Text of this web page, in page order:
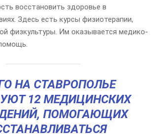
восстановить здоровье в
Здесь есть курсы физиотерапии,
физкультуры. Им оказывается медико-
НА СТАВРОПОЛЬЕ
12 МЕДИЦИНСКИХ
ПОМОГАЮЩИХ